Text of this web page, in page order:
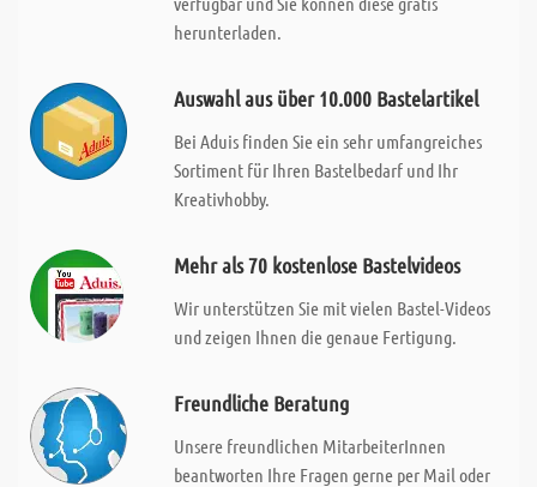
herunterladen.
Auswahl aus über 10.000 Bastelartikel
Bei Aduis finden Sie ein sehr umfangreiches
Sortiment für Ihren Bastelbedarf und Ihr
Kreativhobby.
Mehr als 70 kostenlose Bastelvideos
Wir unterstützen Sie mit vielen Bastel-Videos
und zeigen Ihnen die genaue Fertigung.
Freundliche Beratung
Unsere freundlichen MitarbeiterInnen
beantworten Ihre Fragen gerne per Mail oder